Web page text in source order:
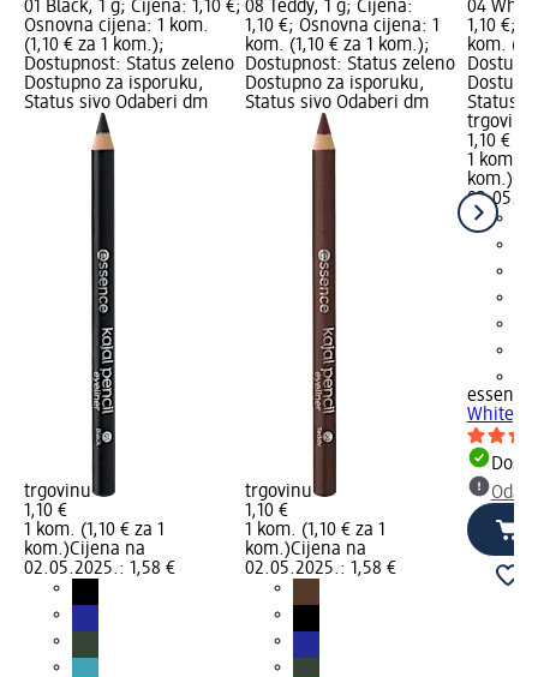
01 Black, 1 g; Cijena: 1,10 €;
Osnovna cijena: 1 kom.
(1,10 € za 1 kom.);
Dostupnost: Status zeleno
Dostupno za isporuku,
Status sivo Odaberi dm
trgovinu
1,10 €
1 kom. (1,10 € za 1
kom.)Cijena na
02.05.2025.: 1,58 €
08 Teddy, 1 g; Cijena:
1,10 €; Osnovna cijena: 1
kom. (1,10 € za 1 kom.);
Dostupnost: Status zeleno
Dostupno za isporuku,
Status sivo Odaberi dm
trgovinu
1,10 €
1 kom. (1,10 € za 1
kom.)Cijena na
02.05.2025.: 1,58 €
04
1,10 €;
kom.
Status
trgovinu
1,10 €
1 kom.
kom.)
essence
White, 1